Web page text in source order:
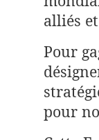
alliés
Pour
pour